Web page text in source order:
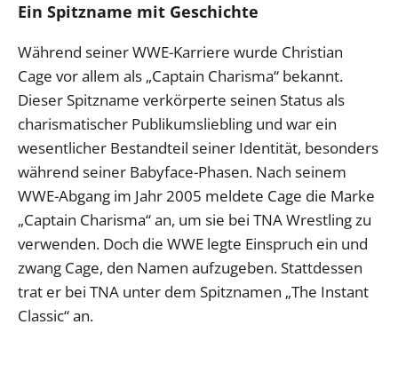
Ein Spitzname mit Geschichte
Während seiner WWE-Karriere wurde Christian
Cage vor allem als „Captain Charisma“ bekannt.
Dieser Spitzname verkörperte seinen Status als
charismatischer Publikumsliebling und war ein
wesentlicher Bestandteil seiner Identität, besonders
während seiner Babyface-Phasen. Nach seinem
WWE-Abgang im Jahr 2005 meldete Cage die Marke
„Captain Charisma“ an, um sie bei TNA Wrestling zu
verwenden. Doch die WWE legte Einspruch ein und
zwang Cage, den Namen aufzugeben. Stattdessen
trat er bei TNA unter dem Spitznamen „The Instant
Classic“ an.